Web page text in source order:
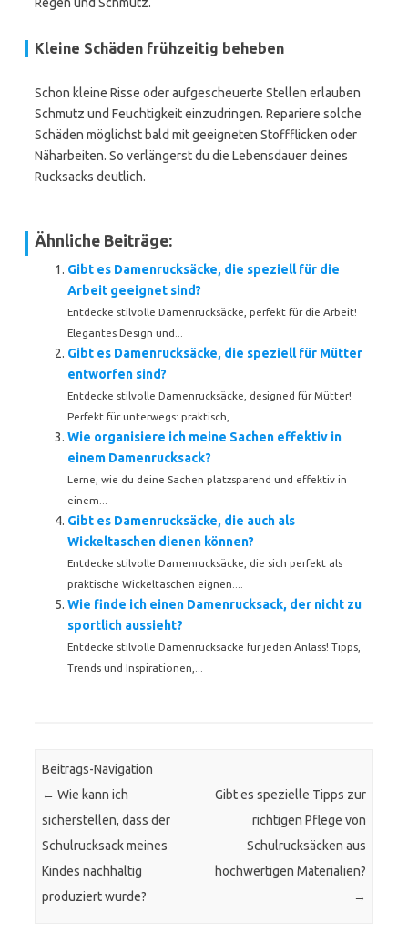
Kleine Schäden frühzeitig beheben
Schon kleine Risse oder aufgescheuerte Stellen erlauben
Schmutz und Feuchtigkeit einzudringen. Repariere solche
Schäden möglichst bald mit geeigneten Stoffflicken oder
Näharbeiten. So verlängerst du die Lebensdauer deines
Rucksacks deutlich.
Ähnliche Beiträge:
Gibt es Damenrucksäcke, die speziell für die
Arbeit geeignet sind?
Entdecke stilvolle Damenrucksäcke, perfekt für die Arbeit!
Elegantes Design und...
Gibt es Damenrucksäcke, die speziell für Mütter
entworfen sind?
Entdecke stilvolle Damenrucksäcke, designed für Mütter!
Perfekt für unterwegs: praktisch,...
Wie organisiere ich meine Sachen effektiv in
einem Damenrucksack?
Lerne, wie du deine Sachen platzsparend und effektiv in
einem...
Gibt es Damenrucksäcke, die auch als
Wickeltaschen dienen können?
Entdecke stilvolle Damenrucksäcke, die sich perfekt als
praktische Wickeltaschen eignen....
Wie finde ich einen Damenrucksack, der nicht zu
sportlich aussieht?
Entdecke stilvolle Damenrucksäcke für jeden Anlass! Tipps,
Trends und Inspirationen,...
Beitrags-Navigation
← Wie kann ich
sicherstellen, dass der
Schulrucksack meines
Kindes nachhaltig
produziert wurde?
Gibt es spezielle Tipps zur
richtigen Pflege von
Schulrucksäcken aus
hochwertigen Materialien?
→